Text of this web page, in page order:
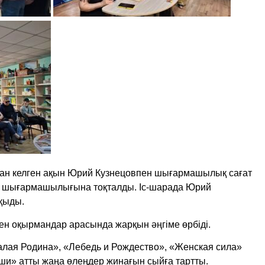
келген ақын Юрий Кузнецовпен шығармашылық сағат
шығармашылығына тоқталды. Іс-шарада Юрий
арасында жарқын әңгіме өрбіді.
Родина», «Лебедь и Рождество», «Женская сила»
атты жаңа өлеңдер жинағын сыйға тартты.